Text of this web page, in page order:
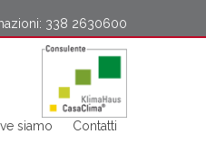
338 2630600
siamo Contatti